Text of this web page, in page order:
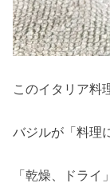
このイタリア料
バジルが「料理
「乾燥、ドライ